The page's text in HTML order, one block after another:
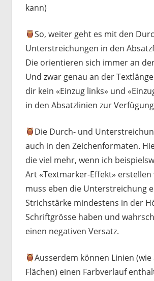
kann)
So, weiter geht es mit den
Unterstreichungen in den
Die orientieren sich immer an
Und zwar genau an der
dir kein «Einzug links» und
in den Absatzlinien zur
Die Durch- und
auch in den Zeichenformaten.
die viel mehr, wenn ich
Art «Textmarker-Effekt» erstellen
muss eben die Unterstreichung
Strichstärke mindestens in der
Schriftgrösse haben und
einen negativen Versatz.
Ausserdem können Linien (wie
Flächen) einen Farbverlauf